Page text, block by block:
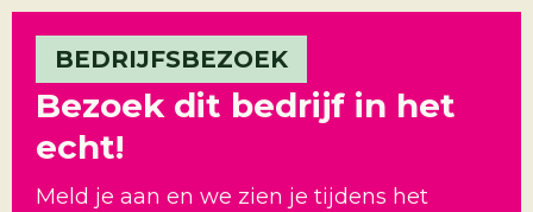
BEDRIJFSBEZOEK
Bezoek dit bedrijf in het
echt!
Meld je aan en we zien je tijdens het